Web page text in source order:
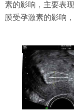
素的影响，主要表
膜受孕激素的影响